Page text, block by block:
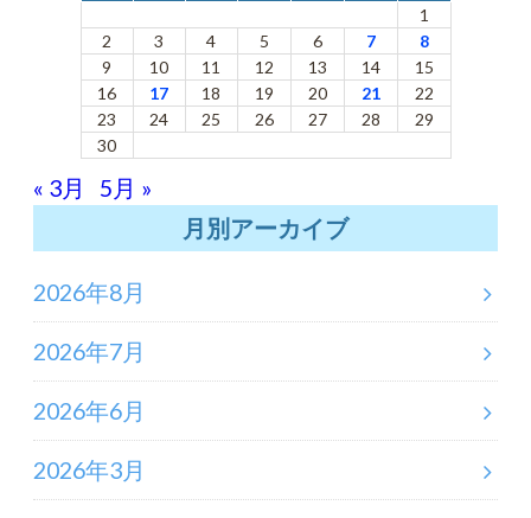
1
2
3 4 5 6 7
8
9
10 11 12 13 14
15
16
17 18 19 20 21
22
23
24 25 26 27 28
29
30
« 3月
5月 »
月別アーカイブ
2026年8月
2026年7月
2026年6月
2026年3月